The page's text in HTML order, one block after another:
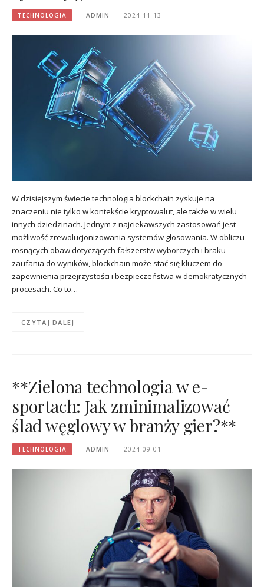
TECHNOLOGIA ADMIN 2024-11-13
W dzisiejszym świecie technologia blockchain zyskuje na
znaczeniu nie tylko w kontekście kryptowalut, ale także w wielu
innych dziedzinach. Jednym z najciekawszych zastosowań jest
możliwość zrewolucjonizowania systemów głosowania. W obliczu
rosnących obaw dotyczących fałszerstw wyborczych i braku
zaufania do wyników, blockchain może stać się kluczem do
zapewnienia przejrzystości i bezpieczeństwa w demokratycznych
procesach. Co to…
CZYTAJ DALEJ
**Zielona technologia w e-
sportach: Jak zminimalizować
ślad węglowy w branży gier?**
TECHNOLOGIA ADMIN 2024-09-01